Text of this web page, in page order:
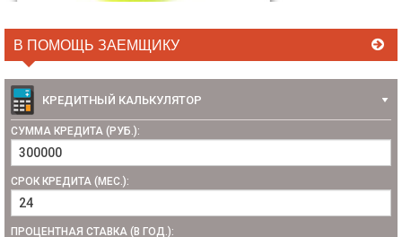
В ПОМОЩЬ ЗАЕМЩИКУ
КРЕДИТНЫЙ КАЛЬКУЛЯТОР
СУММА КРЕДИТА (РУБ.):
СРОК КРЕДИТА (МЕС.):
ПРОЦЕНТНАЯ СТАВКА (В ГОД.):